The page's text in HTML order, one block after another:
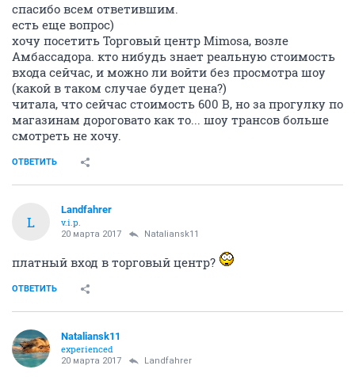
спасибо всем ответившим.
есть еще вопрос)
хочу посетить Торговый центр Mimosa, возле
Амбассадора. кто нибудь знает реальную стоимость
входа сейчас, и можно ли войти без просмотра шоу
(какой в таком случае будет цена?)
читала, что сейчас стоимость 600 В, но за прогулку по
магазинам дороговато как то... шоу трансов больше
смотреть не хочу.
ОТВЕТИТЬ
L
Landfahrer
v.i.p.
20 марта 2017 Nataliansk11
платный вход в торговый центр?
ОТВЕТИТЬ
Nataliansk11
experienced
20 марта 2017 Landfahrer